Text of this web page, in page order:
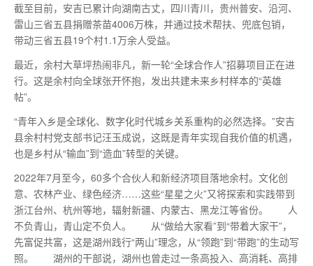
截至目前，安吉已累计向湖南古丈，四川青川，贵州普安、沿河、
雷山三省五县捐赠茶苗4006万株，并通过技术帮扶、兜底包销，
带动三省五县19个村1.1万余人受益。
最近，余村大草坪热闹非凡，新一轮“全球合作人”招募项目正在进
行。这是余村向全球张开怀抱，发出共建未来乡村样本的“英雄
帖”。
“青年入乡是全球化、数字化时代城乡关系重构的必然选择。”安吉
县余村村党支部书记汪玉成说，这既是青年实现自我价值的机遇，
也是乡村从“输血”到“造血”转型的关键。
2022年7月至今，60多个合伙人和新经济项目落地余村。文化创
意、农林产业、绿色经济……这些“星星之火”又将探索和实践带到
浙江台州、杭州等地，辐射新疆、内蒙古、黑龙江等省份。 人
不负青山，青山定不负人。 从“做给大家看”到“带着大家干”，
先富促共富，这是湖州践行“两山”理念，从“领跑”到“带跑”的生动写
照。 湖州的干部说，湖州也曾走过一条高投入、高消耗、高排